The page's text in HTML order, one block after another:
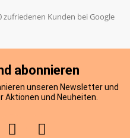
zufriedenen Kunden bei Google
abonnieren
unseren Newsletter und
Aktionen und Neuheiten.